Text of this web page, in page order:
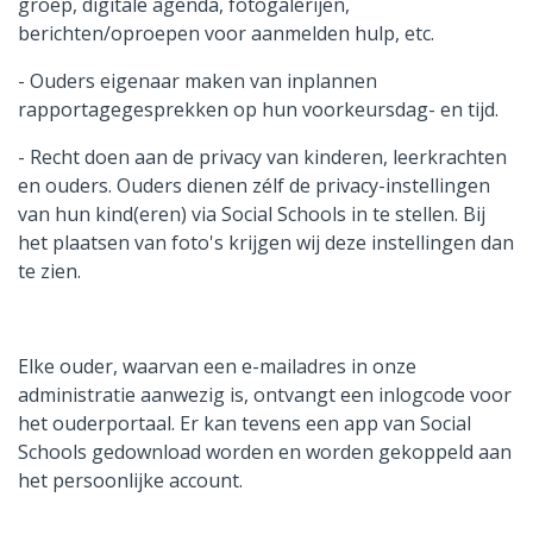
berichten/oproepen voor aanmelden hulp, etc.
- Ouders eigenaar maken van inplannen
rapportagegesprekken op hun voorkeursdag- en tijd.
- Recht doen aan de privacy van kinderen, leerkrachten
en ouders. Ouders dienen zélf de privacy-instellingen
van hun kind(eren) via Social Schools in te stellen. Bij
het plaatsen van foto's krijgen wij deze instellingen dan
te zien.
Elke ouder, waarvan een e-mailadres in onze
administratie aanwezig is, ontvangt een inlogcode voor
het ouderportaal. Er kan tevens een app van Social
Schools gedownload worden en worden gekoppeld aan
het persoonlijke account.